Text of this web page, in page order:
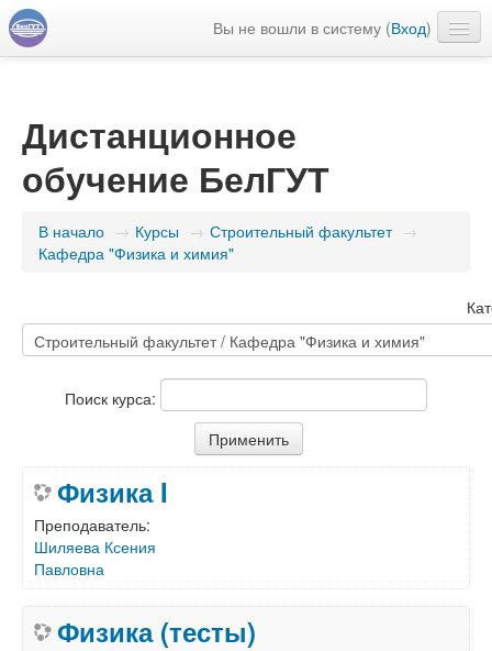
Вы не вошли в систему (Вход)
Дистанционное
обучение БелГУТ
В начало → Курсы → Строительный факультет →
Кафедра "Физика и химия"
Поиск курса:
Физика I
Преподаватель:
Шиляева Ксения
Павловна
Физика (тесты)